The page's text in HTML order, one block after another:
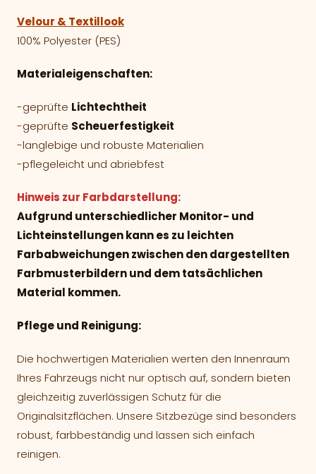
Velour & Textillook
100% Polyester (PES)
Materialeigenschaften:
-geprüfte Lichtechtheit
-geprüfte Scheuerfestigkeit
-langlebige und robuste Materialien
-pflegeleicht und abriebfest
Hinweis zur Farbdarstellung:
Aufgrund unterschiedlicher Monitor- und
Lichteinstellungen kann es zu leichten
Farbabweichungen zwischen den dargestellten
Farbmusterbildern und dem tatsächlichen
Material kommen.
Pflege und Reinigung:
Die hochwertigen Materialien werten den Innenraum
Ihres Fahrzeugs nicht nur optisch auf, sondern bieten
gleichzeitig zuverlässigen Schutz für die
Originalsitzflächen. Unsere Sitzbezüge sind besonders
robust, farbbeständig und lassen sich einfach
reinigen.